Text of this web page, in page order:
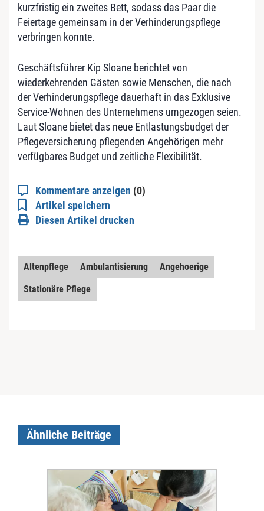
kurzfristig ein zweites Bett, sodass das Paar die
Feiertage gemeinsam in der Verhinderungspflege
verbringen konnte.
Geschäftsführer Kip Sloane berichtet von
wiederkehrenden Gästen sowie Menschen, die nach
der Verhinderungspflege dauerhaft in das Exklusive
Service-Wohnen des Unternehmens umgezogen seien.
Laut Sloane bietet das neue Entlastungsbudget der
Pflegeversicherung pflegenden Angehörigen mehr
verfügbares Budget und zeitliche Flexibilität.
Kommentare anzeigen (0)
Artikel speichern
Diesen Artikel drucken
Altenpflege Ambulantisierung
Angehoerige
Stationäre Pflege
Ähnliche Beiträge